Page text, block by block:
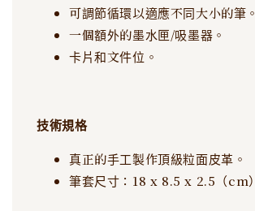
可調節循環以適應不同大小的筆。
一個額外的墨水匣/吸墨器。
卡片和文件位。
技術規格
真正的手工製作頂級粒面皮革。
筆套尺寸：18 x 8.5 x 2.5（cm）